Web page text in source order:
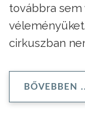
továbbra
cirkuszban
BŐVEBBEN